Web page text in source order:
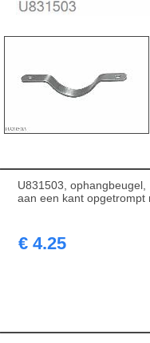
U831503,
aan een kant
€ 4.25